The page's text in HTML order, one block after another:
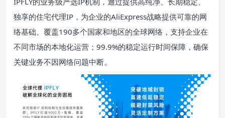
独享的住宅代理IP，为企业的AliExpress战略提供可靠的网
络基础。覆盖190多个国家和地区的全球网络，支持企业在
不同市场的本地化运营；99.9%的稳定运行时间保障，确保
关键业务不因网络问题中断。